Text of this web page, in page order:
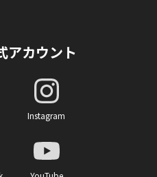
アカウント
Instagram